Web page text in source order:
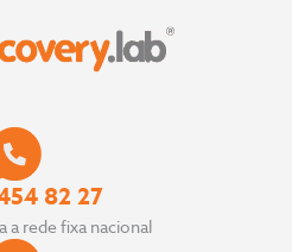
82 27
a rede fixa nacional